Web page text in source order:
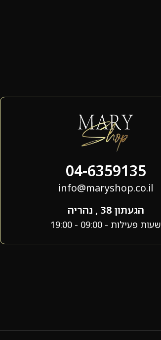
04-6359135
info@maryshop.co.il
הגעתון 38 , נהריה
שעות פעילות - 09:00 - 19:00